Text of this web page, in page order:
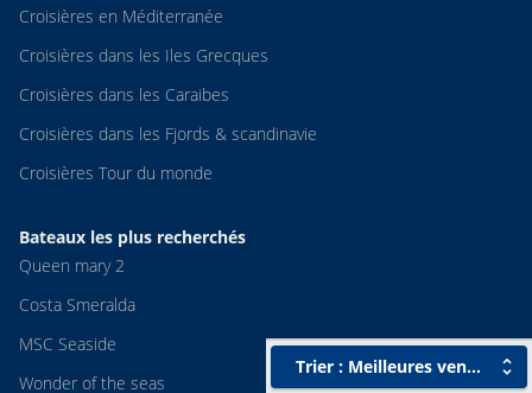
Trier : Meilleures ventes
Croisières en Méditerranée
Croisières dans les Iles Grecques
Croisières dans les Caraibes
Croisières dans les Fjords & scandinavie
Croisières Tour du monde
Bateaux les plus recherchés
Queen mary 2
Costa Smeralda
MSC Seaside
Wonder of the seas